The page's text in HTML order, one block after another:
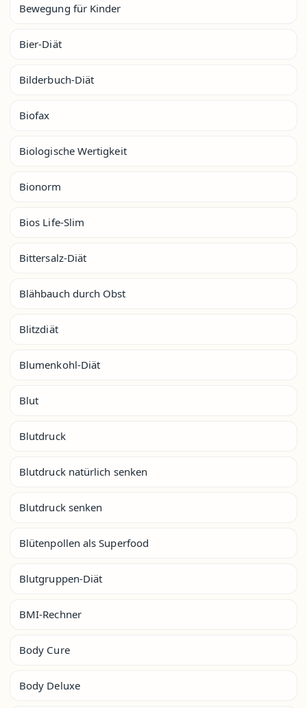
Bewegung für Kinder
Bier-Diät
Bilderbuch-Diät
Biofax
Biologische Wertigkeit
Bionorm
Bios Life-Slim
Bittersalz-Diät
Blähbauch durch Obst
Blitzdiät
Blumenkohl-Diät
Blut
Blutdruck
Blutdruck natürlich senken
Blutdruck senken
Blütenpollen als Superfood
Blutgruppen-Diät
BMI-Rechner
Body Cure
Body Deluxe